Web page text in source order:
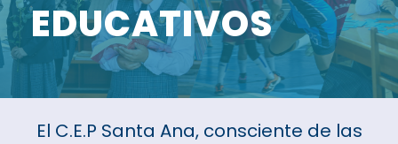
EDUCATIVOS
El C.E.P Santa Ana, consciente de las